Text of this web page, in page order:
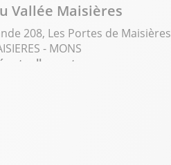
Vallée Maisières
208, Les Portes de Maisières
- MONS
actuellement